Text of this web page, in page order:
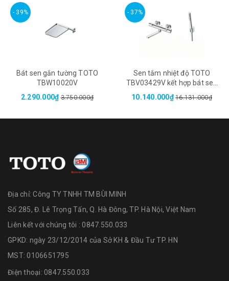
- 39%
Bát sen gắn tường TOTO
TBW10020V
2.290.000₫ 3.750.000₫
- 37%
Sen tắm nhiệt độ TOTO
TBV03429V kết hợp bát sen
TBW02017A
10.140.000₫ 16.131.000₫
Địa chỉ:Công TY TNHH TM BÙI MINH
Số 285, Đ. Lê Trọng Tấn, Q. Hà Đông, TP. Hà Nội, Việt Nam
Liên kết với chúng tôi : 0847.550.033
GPKD: ngày 23/12/2014 của Sở KH & Đầu Tư TP. HN
MST: 0106651795
Điện thoại: 0847.550.033